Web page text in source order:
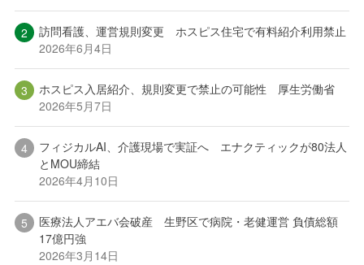
訪問看護、運営規則変更 ホスピス住宅で有料紹介利用禁止
2026年6月4日
ホスピス入居紹介、規則変更で禁止の可能性 厚生労働省
2026年5月7日
フィジカルAI、介護現場で実証へ エナクティックが80法人
とMOU締結
2026年4月10日
医療法人アエバ会破産 生野区で病院・老健運営 負債総額
17億円強
2026年3月14日